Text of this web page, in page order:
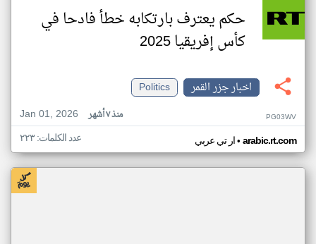
حكم يعترف بارتكابه خطأ فادحا في
كأس إفريقيا 2025
اخبار جزر القمر
Politics
Jan 01, 2026
منذ ٧ أشهر PG03WV
ار تي عربي• arabic.rt.com عدد الكلمات: ٢٢٣